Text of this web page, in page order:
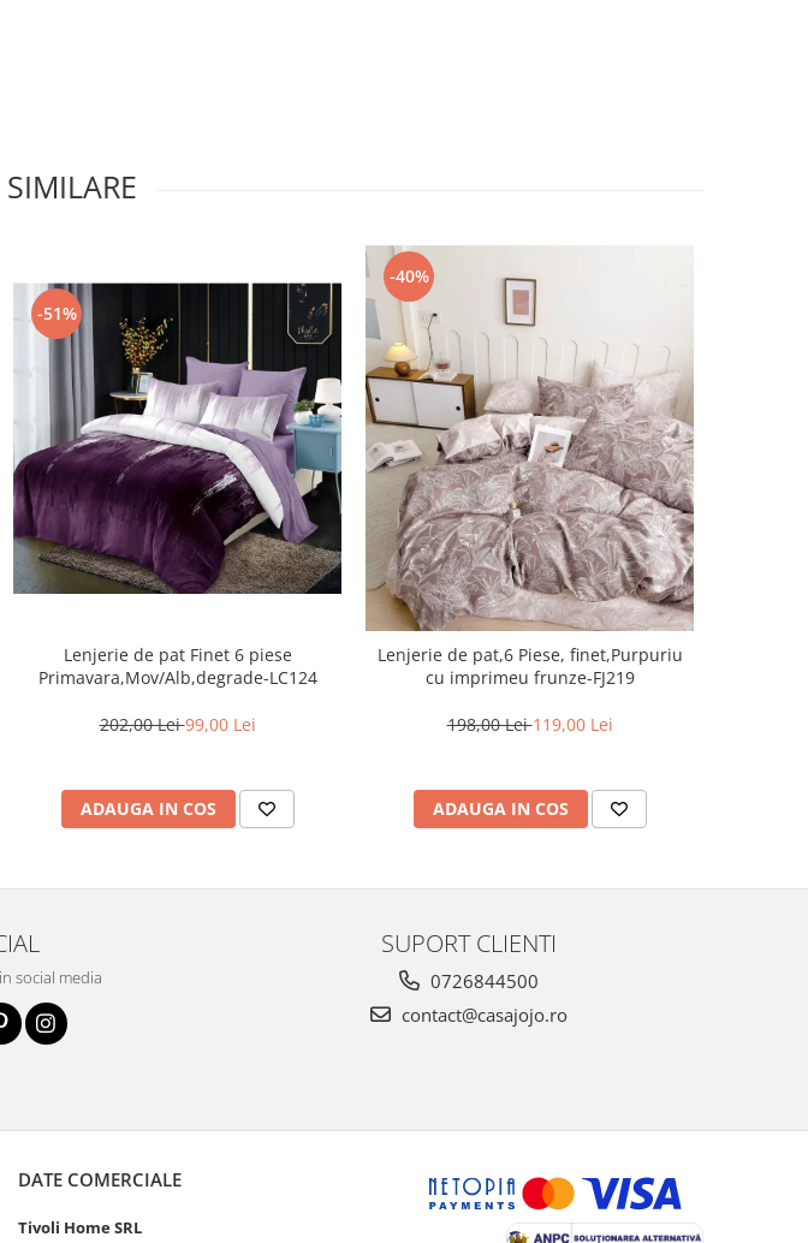
-51%
Lenjerie de pat Finet 6 piese
Primavara,Mov/Alb,degrade-LC124
202,00 Lei99,00 Lei
ADAUGA IN COS
-40%
Lenjerie de pat,6 Piese, finet,Purpuriu
cu imprimeu frunze-FJ219
198,00 Lei119,00 Lei
ADAUGA IN COS
social media
SUPORT CLIENTI
0726844500
contact@casajojo.ro
DATE COMERCIALE
Tivoli Home SRL